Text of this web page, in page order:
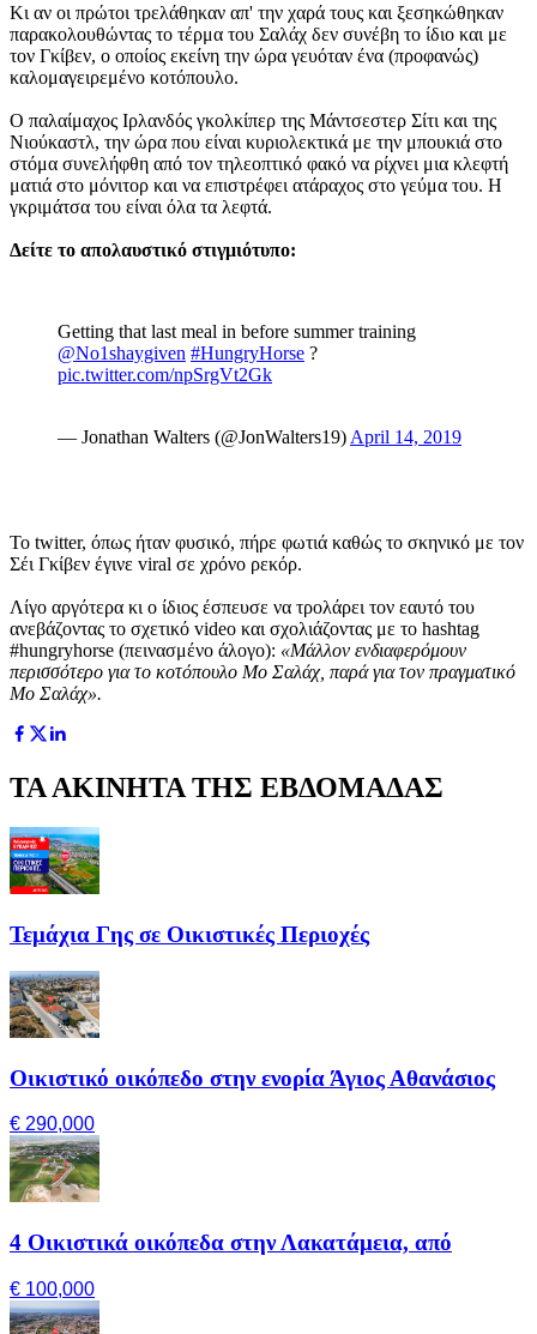
Κι αν οι πρώτοι τρελάθηκαν απ' την χαρά τους και ξεσηκώθηκαν
παρακολουθώντας το τέρμα του Σαλάχ δεν συνέβη το ίδιο και με
τον Γκίβεν, ο οποίος εκείνη την ώρα γευόταν ένα (προφανώς)
καλομαγειρεμένο κοτόπουλο.
Ο παλαίμαχος Ιρλανδός γκολκίπερ της Μάντσεστερ Σίτι και της
Νιούκαστλ, την ώρα που είναι κυριολεκτικά με την μπουκιά στο
στόμα συνελήφθη από τον τηλεοπτικό φακό να ρίχνει μια κλεφτή
ματιά στο μόνιτορ και να επιστρέφει ατάραχος στο γεύμα του. Η
γκριμάτσα του είναι όλα τα λεφτά.
Δείτε το απολαυστικό στιγμιότυπο:
Getting that last meal in before summer training
@No1shaygiven #HungryHorse ?
pic.twitter.com/npSrgVt2Gk
— Jonathan Walters (@JonWalters19) April 14, 2019
Το twitter, όπως ήταν φυσικό, πήρε φωτιά καθώς το σκηνικό με τον
Σέι Γκίβεν έγινε viral σε χρόνο ρεκόρ.
Λίγο αργότερα κι ο ίδιος έσπευσε να τρολάρει τον εαυτό του
ανεβάζοντας το σχετικό video και σχολιάζοντας με το hashtag
#hungryhorse (πεινασμένο άλογο): «Μάλλον ενδιαφερόμουν
περισσότερο για το κοτόπουλο Μο Σαλάχ, παρά για τον πραγματικό
Μο Σαλάχ».
ΤΑ ΑΚΙΝΗΤΑ ΤΗΣ ΕΒΔΟΜΑΔΑΣ
Τεμάχια Γης σε Οικιστικές Περιοχές
Οικιστικό οικόπεδο στην ενορία Άγιος Αθανάσιος
€ 290,000
4 Οικιστικά οικόπεδα στην Λακατάμεια, από
€ 100,000